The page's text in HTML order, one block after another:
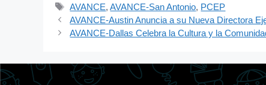
Etiquetas
AVANCE,AVANCE-San Antonio, PCEP
AVANCE-Austin Anuncia a su Nueva Directora
AVANCE-Dallas Celebra la Cultura y la